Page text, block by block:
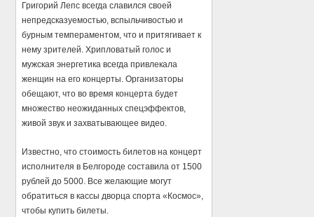
Григорий Лепс всегда славился своей
непредсказуемостью, вспыльчивостью и
бурным темпераментом, что и притягивает к
нему зрителей. Хрипловатый голос и
мужская энергетика всегда привлекала
женщин на его концерты. Организаторы
обещают, что во время концерта будет
множество неожиданных спецэффектов,
живой звук и захватывающее видео.
Известно, что стоимость билетов на концерт
исполнителя в Белгороде составила от 1500
рублей до 5000. Все желающие могут
обратиться в кассы дворца спорта «Космос»,
чтобы купить билеты.